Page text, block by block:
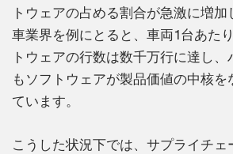
トウェアの占める割合が急激に増
車業界を例にとると、車両1台あた
トウェアの行数は数千万行に達し、
もソフトウェアが製品価値の中核を
ています。
こうした状況下では、サプライチ